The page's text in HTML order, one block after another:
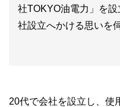
社TOKYO油電力」を
社設立へかける思いを
20代で会社を設立し、使